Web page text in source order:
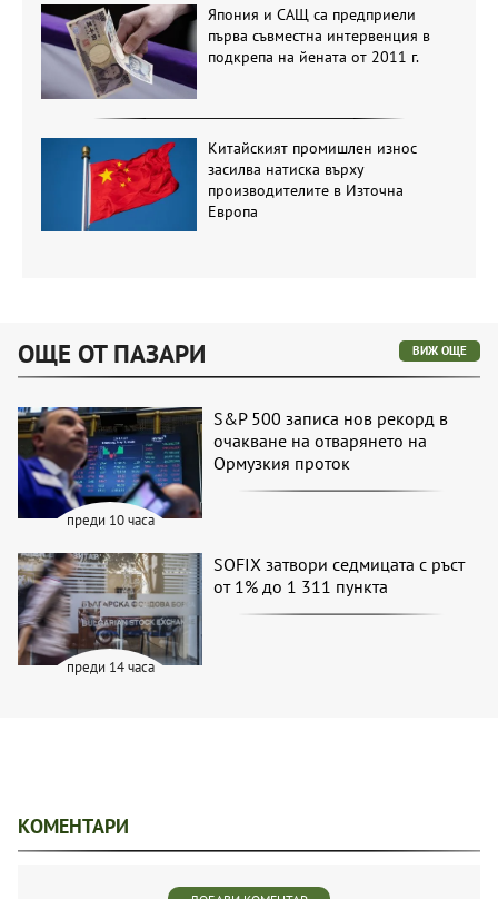
Япония и САЩ са предприели
първа съвместна интервенция в
подкрепа на йената от 2011 г.
Китайският промишлен износ
засилва натиска върху
производителите в Източна
Европа
ОЩЕ ОТ ПАЗАРИ ВИЖ ОЩЕ
преди 10 часа
S&P 500 записа нов рекорд в
очакване на отварянето на
Ормузкия проток
преди 14 часа
SOFIX затвори седмицата с ръст
от 1% до 1 311 пункта
КОМЕНТАРИ